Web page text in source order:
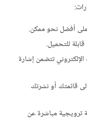
أفضل نحو ممكن.
للتحميل.
تتضمن إشارة
قائمتك أو نشرتك
ترويجية مباشرة عن